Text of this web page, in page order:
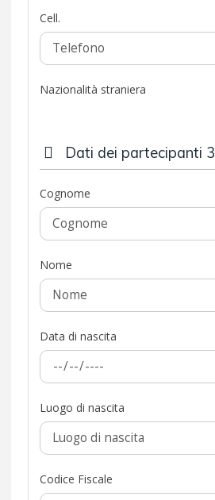
Cell.
Nazionalità straniera
Dati dei partecipanti 3
Cognome
Nome
Data di nascita
Luogo di nascita
Codice Fiscale